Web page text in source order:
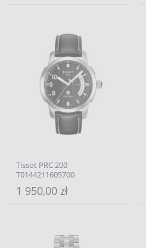
Tissot PRC 200
T0144211605700
1 950,00 zł